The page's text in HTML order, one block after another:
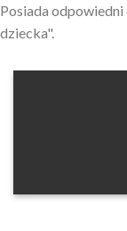
Posiada
dziecka".